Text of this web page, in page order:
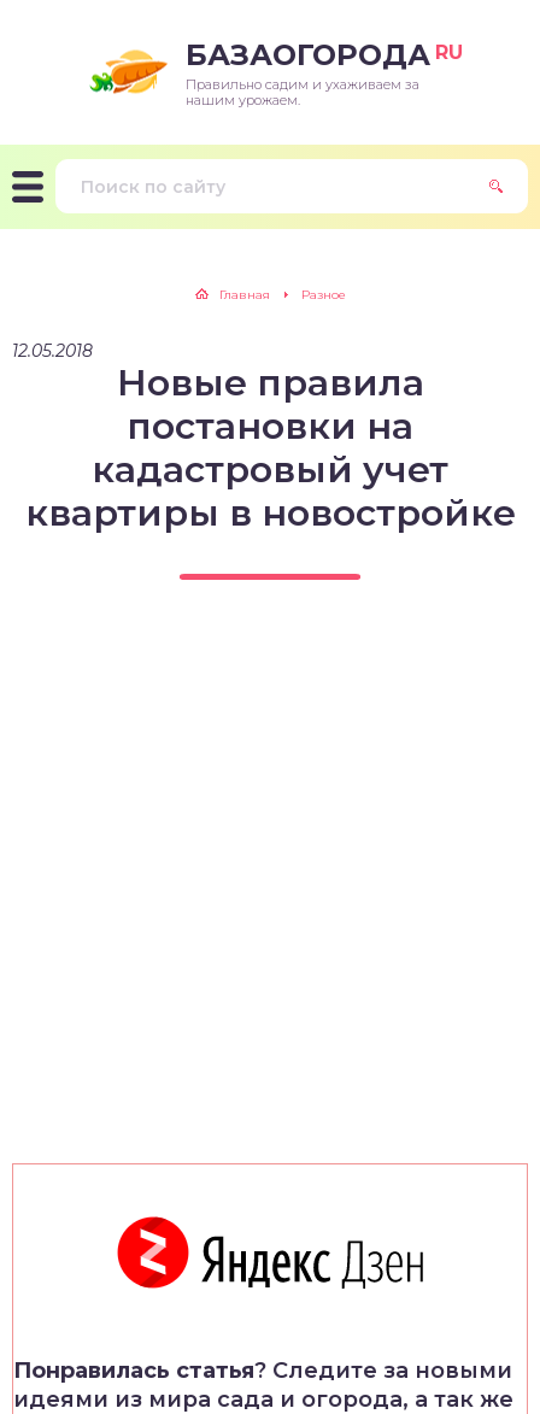
БАЗАОГОРОДА RU
Правильно садим и ухаживаем за
нашим урожаем.
Главная Разное
12.05.2018
Новые правила
постановки на
кадастровый учет
квартиры в новостройке
Понравилась статья? Следите за новыми
идеями из мира сада и огорода, а так же